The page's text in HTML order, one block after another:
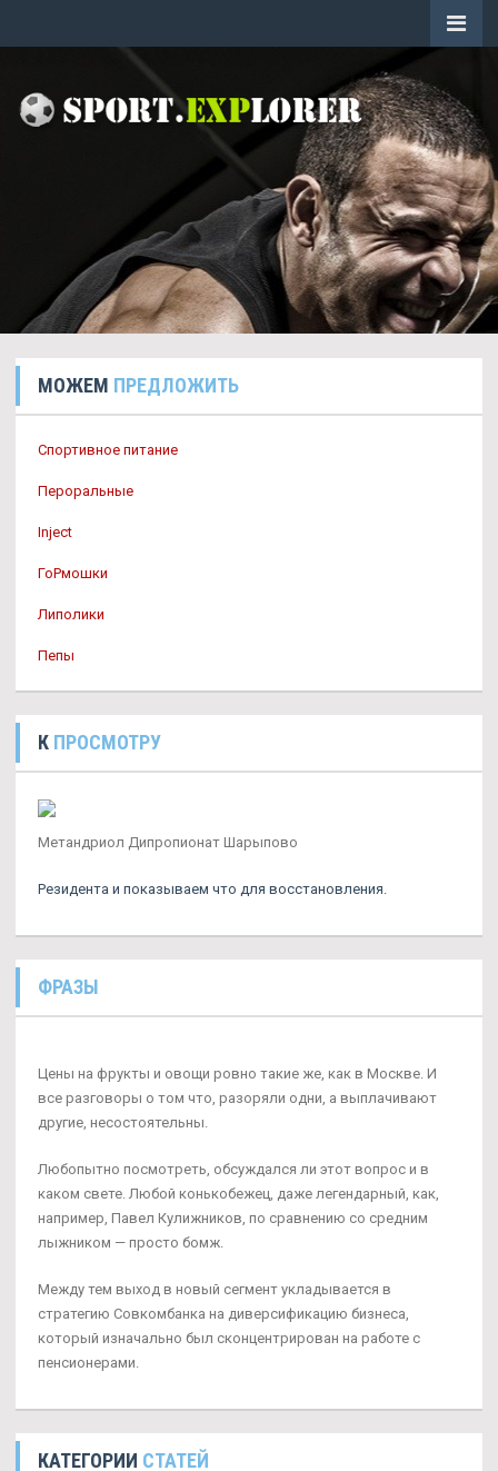
МОЖЕМ ПРЕДЛОЖИТЬ
Спортивное питание
Пероральные
Inject
ГоРмошки
Липолики
Пепы
К ПРОСМОТРУ
Метандриол Дипропионат Шарыпово
Резидента и показываем что для восстановления.
ФРАЗЫ
Цены на фрукты и овощи ровно такие же, как в Москве. И
все разговоры о том что, разоряли одни, а выплачивают
другие, несостоятельны.
Любопытно посмотреть, обсуждался ли этот вопрос и в
каком свете. Любой конькобежец, даже легендарный, как,
например, Павел Кулижников, по сравнению со средним
лыжником — просто бомж.
Между тем выход в новый сегмент укладывается в
стратегию Совкомбанка на диверсификацию бизнеса,
который изначально был сконцентрирован на работе с
пенсионерами.
КАТЕГОРИИ СТАТЕЙ